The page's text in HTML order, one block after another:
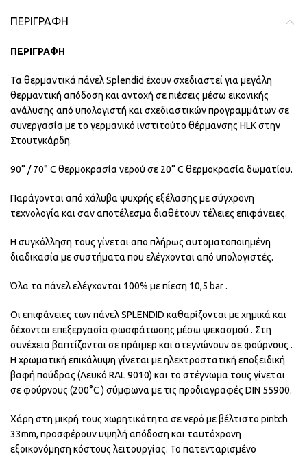
ΠΕΡΙΓΡΑΦΉ
ΠΕΡΙΓΡΑΦΗ
Τα θερμαντικά πάνελ Splendid έχουν σχεδιαστεί για μεγάλη
θερμαντική απόδοση και αντοχή σε πιέσεις μέσω εικονικής
ανάλυσης από υπολογιστή και σχεδιαστικών προγραμμάτων σε
συνεργασία με το γερμανικό ινστιτούτο θέρμανσης HLK στην
Στουτγκάρδη.
90° / 70° C θερμοκρασία νερού σε 20° C θερμοκρασία δωματίου.
Παράγονται από χάλυβα ψυχρής εξέλασης με σύγχρονη
τεχνολογία και σαν αποτέλεσμα διαθέτουν τέλειες επιφάνειες.
Η συγκόλληση τους γίνεται απο πλήρως αυτοματοποιημένη
διαδικασία με συστήματα που ελέγχονται από υπολογιστές.
Όλα τα πάνελ ελέγχονται 100% με πίεση 10,5 bar .
Οι επιφάνειες των πάνελ SPLENDID καθαρίζονται με χημικά και
δέχονται επεξεργασία φωσφάτωσης μέσω ψεκασμού . Στη
συνέχεια βαπτίζονται σε πράιμερ και στεγνώνουν σε φούρνους .
Η χρωματική επικάλυψη γίνεται με ηλεκτροστατική εποξειδική
βαφή πούδρας (Λευκό RAL 9010) και το στέγνωμα τους γίνεται
σε φούρνους (200°C ) σύμφωνα με τις προδιαγραφές DIN 55900.
Χάρη στη μικρή τους χωρητικότητα σε νερό με βέλτιστο pintch
33mm, προσφέρουν υψηλή απόδοση και ταυτόχρονη
εξοικονόμηση κόστους λειτουργίας. Το πατενταρισμένο